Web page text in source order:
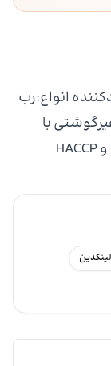
انواع:رب
با
لینکدین